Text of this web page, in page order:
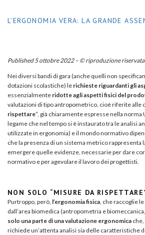
L’ERGONOMIA VERA: LA GRANDE
Published 5 ottobre 2022 – © riproduzione riservata
Nei diversi bandi di gara (anche quelli non
dotazioni scolastiche) le richieste riguardanti gli
essenzialmente ridotteagli aspetti fisici del
valutazioni di tipo antropometrico, cioè riferite alle
rispettare”, già chiaramente espresse nella norma
legame che nel tempo si è instaurato tra le analisi
utilizzate in ergonomia) e il mondo normativo
che la presenza di un sistema metrico rappresenta
emergere quelle evidenze, necessarie per dare
normativo e per agevolare il lavoro dei progettisti.
NON SOLO “MISURE DA
Purtroppo, però, l’ergonomia fisica, che raccoglie
dall’area biomedica (antropometria e
solo una parte di una valutazione ergonomica
richiede un’attenta analisi sia delle caratteristiche